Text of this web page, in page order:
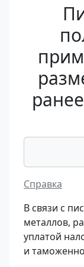
Справка
В связи с
металлов,
уплатой
и